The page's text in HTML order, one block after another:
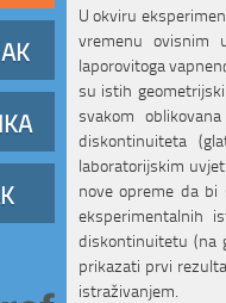
U okviru
vremenu ovisnim
laporovitoga
su istih
svakom
diskontinuiteta
laboratorijskim
nove opreme da
eksperimentalnih
diskontinuitetu (na
prikazati prvi
istraživanjem.